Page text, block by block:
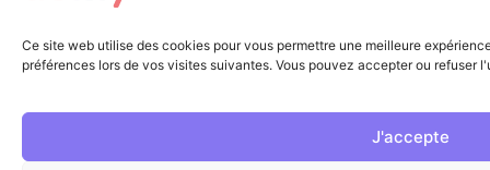
Ce site web utilise des cookies pour vous permettre une meilleure
préférences lors de vos visites suivantes. Vous pouvez accepter ou refuser
J'accepte